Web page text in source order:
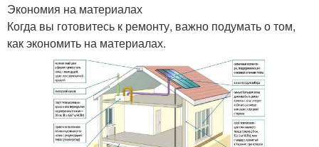
Экономия на материалах
Когда вы готовитесь к ремонту, важно подумать о том,
как экономить на материалах.